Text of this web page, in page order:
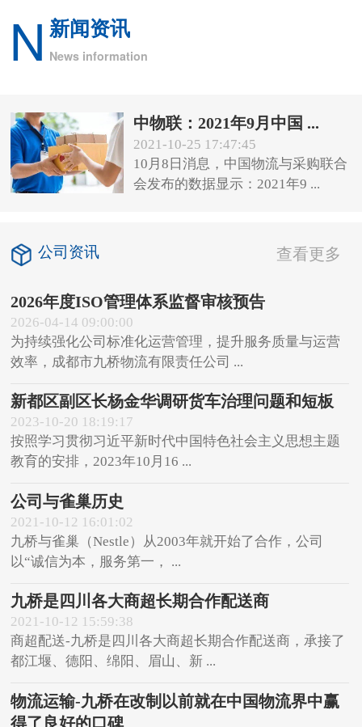
新闻资讯
News information
N
中物联：2021年9月中国 ...
2021-10-25 17:47:45
10月8日消息，中国物流与采购联合
会发布的数据显示：2021年9 ...
公司资讯 查看更多
2026年度ISO管理体系监督审核预告
2026-04-14 09:00:00
为持续强化公司标准化运营管理，提升服务质量与运营
效率，成都市九桥物流有限责任公司 ...
新都区副区长杨金华调研货车治理问题和短板
2023-10-20 18:19:17
按照学习贯彻习近平新时代中国特色社会主义思想主题
教育的安排，2023年10月16 ...
公司与雀巢历史
2021-10-12 16:01:02
九桥与雀巢（Nestle）从2003年就开始了合作，公司
以“诚信为本，服务第一， ...
九桥是四川各大商超长期合作配送商
2021-10-12 15:59:38
商超配送-九桥是四川各大商超长期合作配送商，承接了
都江堰、德阳、绵阳、眉山、新 ...
物流运输-九桥在改制以前就在中国物流界中赢
得了良好的口碑